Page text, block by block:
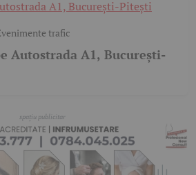
trafic
Autostrada A1, București-